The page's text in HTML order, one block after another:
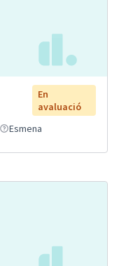
En
avaluació
Esmena